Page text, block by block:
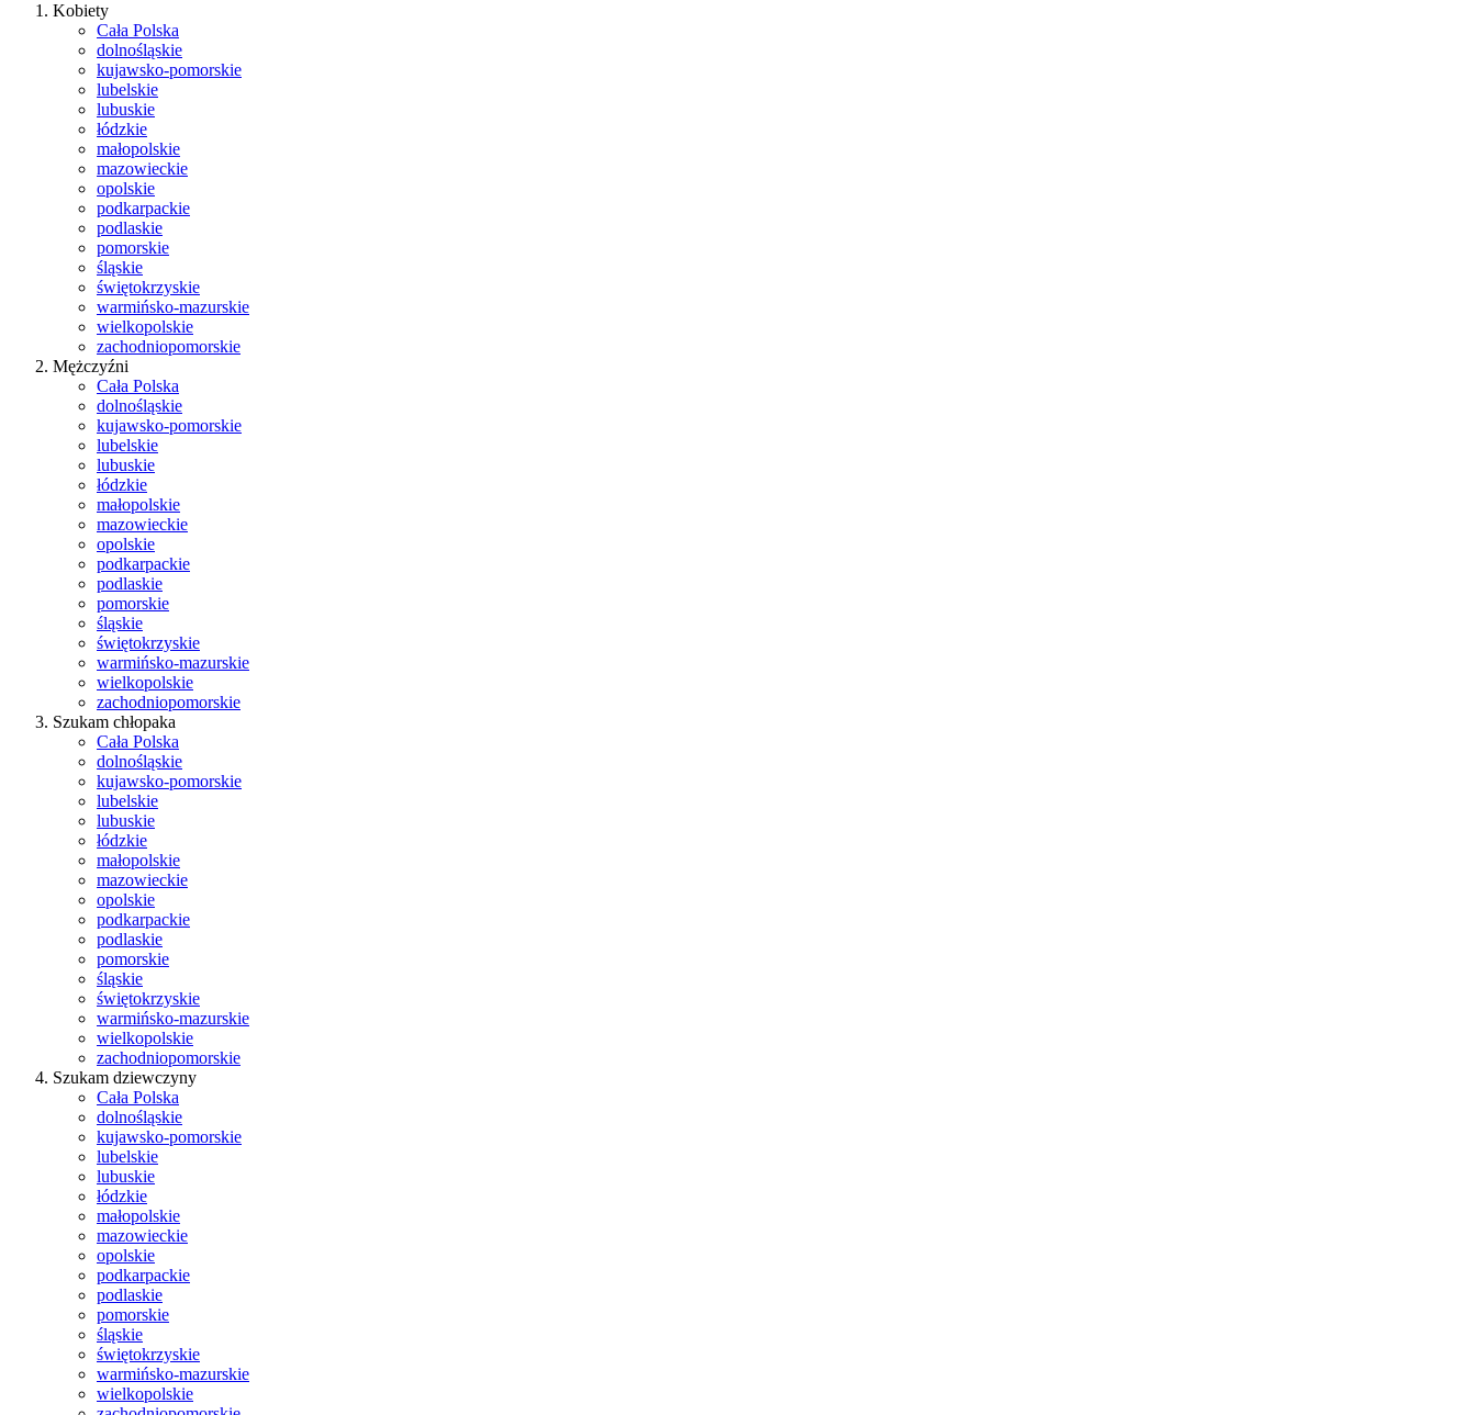
Kobiety
Cała Polska
dolnośląskie
kujawsko-pomorskie
lubelskie
lubuskie
łódzkie
małopolskie
mazowieckie
opolskie
podkarpackie
podlaskie
pomorskie
śląskie
świętokrzyskie
warmińsko-mazurskie
wielkopolskie
zachodniopomorskie
Mężczyźni
Cała Polska
dolnośląskie
kujawsko-pomorskie
lubelskie
lubuskie
łódzkie
małopolskie
mazowieckie
opolskie
podkarpackie
podlaskie
pomorskie
śląskie
świętokrzyskie
warmińsko-mazurskie
wielkopolskie
zachodniopomorskie
Szukam chłopaka
Cała Polska
dolnośląskie
kujawsko-pomorskie
lubelskie
lubuskie
łódzkie
małopolskie
mazowieckie
opolskie
podkarpackie
podlaskie
pomorskie
śląskie
świętokrzyskie
warmińsko-mazurskie
wielkopolskie
zachodniopomorskie
Szukam dziewczyny
Cała Polska
dolnośląskie
kujawsko-pomorskie
lubelskie
lubuskie
łódzkie
małopolskie
mazowieckie
opolskie
podkarpackie
podlaskie
pomorskie
śląskie
świętokrzyskie
warmińsko-mazurskie
wielkopolskie